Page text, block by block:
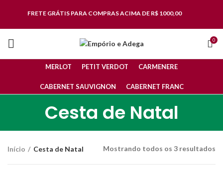
FRETE GRÁTIS PARA COMPRAS ACIMA DE R$ 1000,00
0
MERLOT PETIT VERDOT CARMENERE
CABERNET SAUVIGNON CABERNET FRANC
Cesta de Natal
Início Cesta de Natal Mostrando todos os 3 resultados